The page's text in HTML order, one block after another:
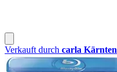
Verkauft durch carla Kärnten